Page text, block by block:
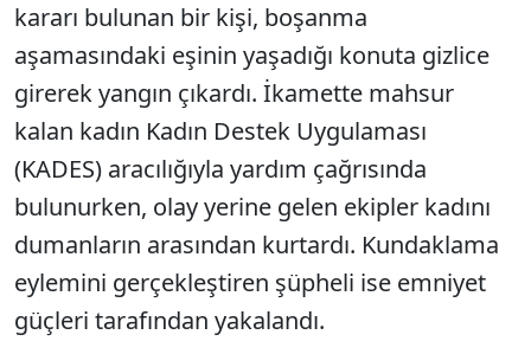
kararı bulunan bir kişi, boşanma
aşamasındaki eşinin yaşadığı konuta gizlice
girerek yangın çıkardı. İkamette mahsur
kalan kadın Kadın Destek Uygulaması
(KADES) aracılığıyla yardım çağrısında
bulunurken, olay yerine gelen ekipler kadını
dumanların arasından kurtardı. Kundaklama
eylemini gerçekleştiren şüpheli ise emniyet
güçleri tarafından yakalandı.